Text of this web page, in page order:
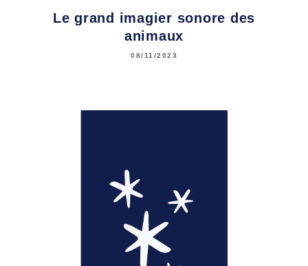
Le grand imagier sonore des
animaux
08/11/2023